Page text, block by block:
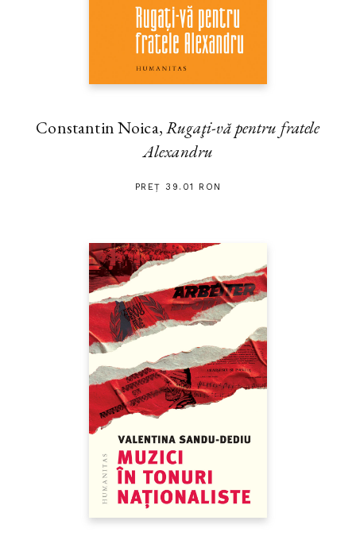
Constantin Noica,Rugaţi-vă pentru fratele
Alexandru
PREȚ 39.01 RON